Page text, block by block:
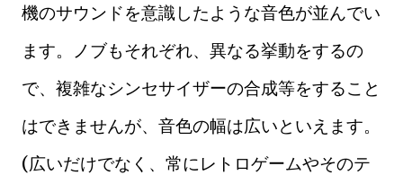
機のサウンドを意識したような音色が並んでい
ます。ノブもそれぞれ、異なる挙動をするの
で、複雑なシンセサイザーの合成等をすること
はできませんが、音色の幅は広いといえます。
(広いだけでなく、常にレトロゲームやそのテ